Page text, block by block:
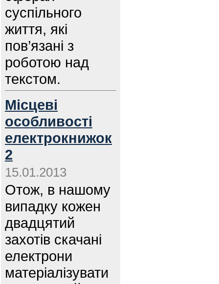
суспільного
життя, які
пов’язані з
роботою над
текстом.
Місцеві
особливості
електрокнижок
2
15.01.2013
Отож, в нашому
випадку кожен
двадцятий
захотів скачані
електрони
матеріалізувати